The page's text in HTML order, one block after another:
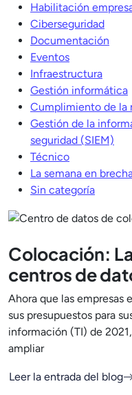
Habilitación
Ciberseguridad
Documentación
Eventos
Infraestructura
Gestión informática
Cumplimiento de la
Gestión de la
seguridad (SIEM)
Técnico
La semana en
Sin categoría
Colocación:
centros de
Ahora que las empresas
sus presupuestos para
información (TI) de
ampliar
Leer la entrada del blog